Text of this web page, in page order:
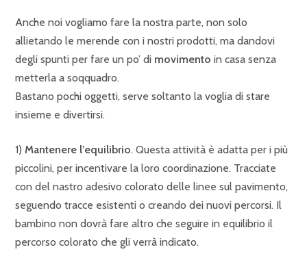
Anche noi vogliamo fare la nostra parte, non solo
allietando le merende con i nostri prodotti, ma dandovi
degli spunti per fare un po’ di movimento in casa senza
metterla a soqquadro.
Bastano pochi oggetti, serve soltanto la voglia di stare
insieme e divertirsi.
1) Mantenere l’equilibrio. Questa attività è adatta per i più
piccolini, per incentivare la loro coordinazione. Tracciate
con del nastro adesivo colorato delle linee sul pavimento,
seguendo tracce esistenti o creando dei nuovi percorsi. Il
bambino non dovrà fare altro che seguire in equilibrio il
percorso colorato che gli verrà indicato.